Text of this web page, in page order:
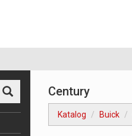
Century
Katalog Buick